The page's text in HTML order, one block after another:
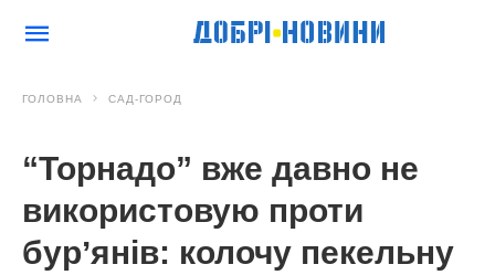
ГОЛОВНА САД-ГОРОД
“Торнадо” вже давно не
використовую проти
бурʼянів: колочу пекельну